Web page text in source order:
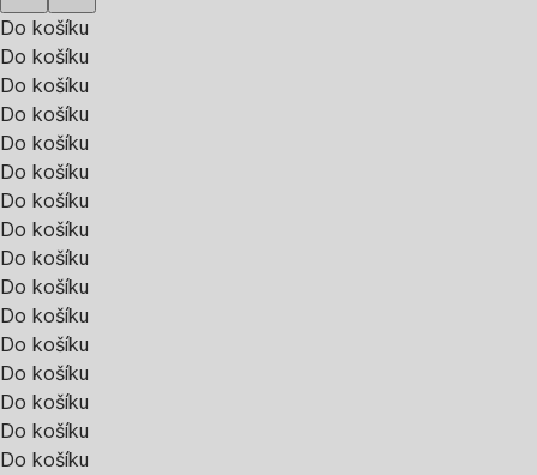
Do košíku
Do košíku
Do košíku
Do košíku
Do košíku
Do košíku
Do košíku
Do košíku
Do košíku
Do košíku
Do košíku
Do košíku
Do košíku
Do košíku
Do košíku
Do košíku